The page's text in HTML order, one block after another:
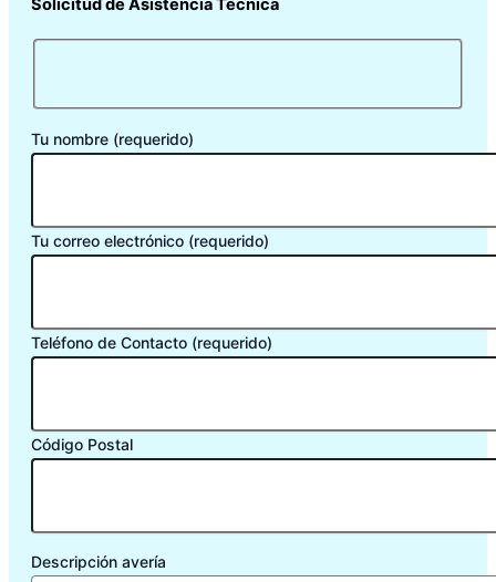
Solicitud de Asistencia Técnica
Tu nombre (requerido)
Tu correo electrónico (requerido)
Teléfono de Contacto (requerido)
Código Postal
Descripción avería